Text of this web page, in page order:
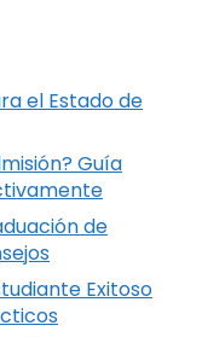
el Estado de
Guía
de
Exitoso